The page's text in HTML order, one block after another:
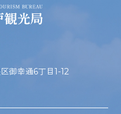
御幸通6丁目1-12